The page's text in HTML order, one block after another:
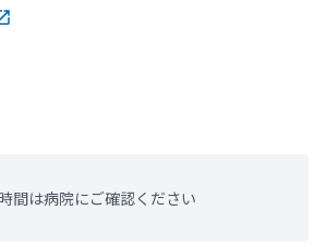
間は病院にご確認ください